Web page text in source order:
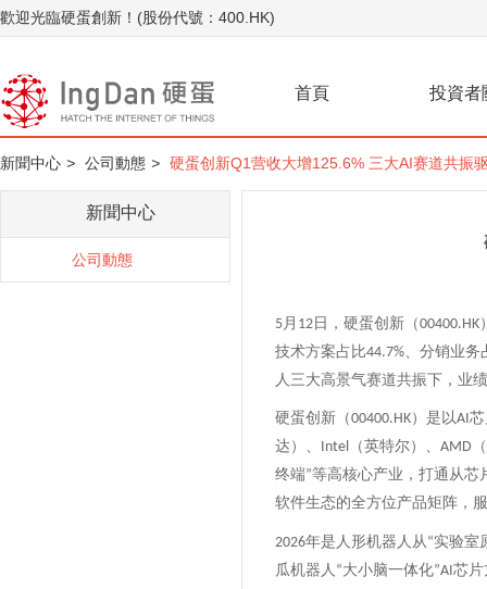
歡迎光臨硬蛋創新！(股份代號：400.HK)
首頁 投資者
新聞中心 > 公司動態 > 硬蛋创新Q1营收大增125.6% 三大AI赛道共振
新聞中心
公司動態
5月 12 日，硬蛋创新（00400.HK
技术方案占比44.7%、分销业务
人三大高景气赛道共振下，业
硬蛋创新（00400.HK） 是以AI
达）、 Intel （英特尔）、 AMD
终端”等高核心产业，打通从芯
软件生态的全方位产品矩阵，
2026年是人形机器人从“实验室
瓜机器人 “大小脑一体化”AI芯片